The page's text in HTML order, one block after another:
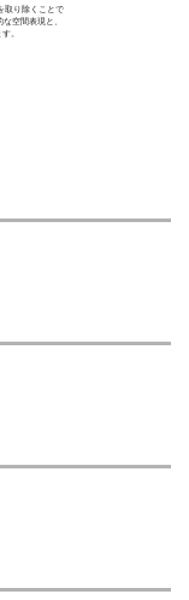
取り除くことで
空間表現と、
。